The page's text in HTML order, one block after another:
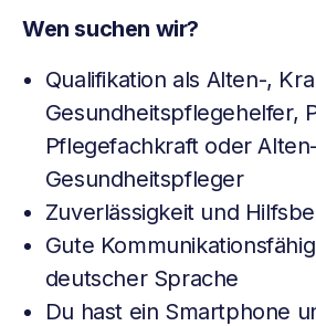
Wen suchen wir?
Qualifikation als Alten-,
Gesundheitspflegehelfer,
Pflegefachkraft oder
Gesundheitspfleger
Zuverlässigkeit und
Gute
deutscher Sprache
Du hast ein Smartphone